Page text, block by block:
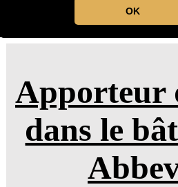
OK
Apporteur
dans le